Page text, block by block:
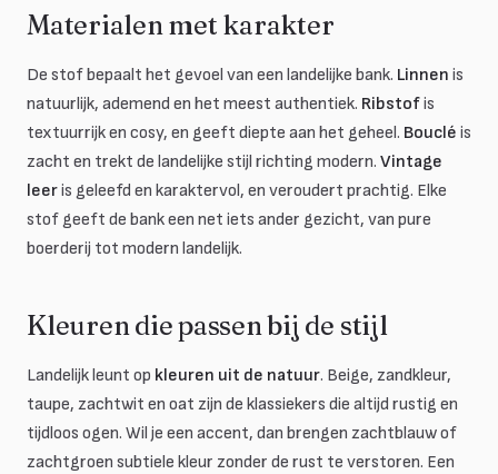
Materialen met karakter
De stof bepaalt het gevoel van een landelijke bank. Linnen is
natuurlijk, ademend en het meest authentiek. Ribstofis
textuurrijk en cosy, en geeft diepte aan het geheel. Bouclé is
zacht en trekt de landelijke stijl richting modern. Vintage
leeris geleefd en karaktervol, en veroudert prachtig. Elke
stof geeft de bank een net iets ander gezicht, van pure
boerderij tot modern landelijk.
Kleuren die passen bij de stijl
Landelijk leunt op kleuren uit de natuur. Beige, zandkleur,
taupe, zachtwit en oat zijn de klassiekers die altijd rustig en
tijdloos ogen. Wil je een accent, dan brengen zachtblauw of
zachtgroen subtiele kleur zonder de rust te verstoren. Een